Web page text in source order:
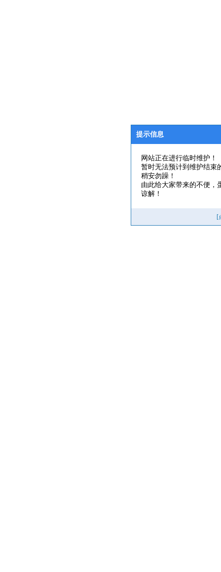
提示信息
网站正在进行临时维护！
暂时无法预计到维护结束
稍安勿躁！
由此给大家带来的不便，
谅解！
[